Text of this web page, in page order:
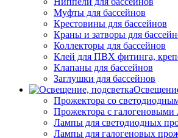
Муфты для бассейнов
Крестовины для бассейнов
Краны и затворы для
Коллекторы для бассейнов
Клей для ПВХ фитинга,
Клапаны для бассейнов
Заглушки для бассейнов
Прожектора со
Прожектора с галогеновыми
Лампы для светодиодных
Лампы для галогеновых